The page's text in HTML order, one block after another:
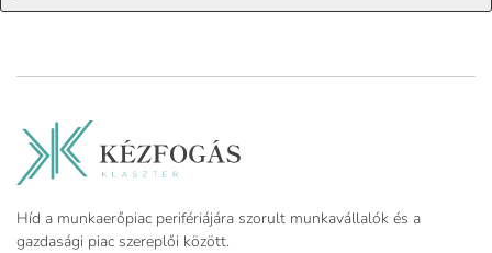
Híd a munkaerőpiac perifériájára szorult munkavállalók és a
gazdasági piac szereplői között.